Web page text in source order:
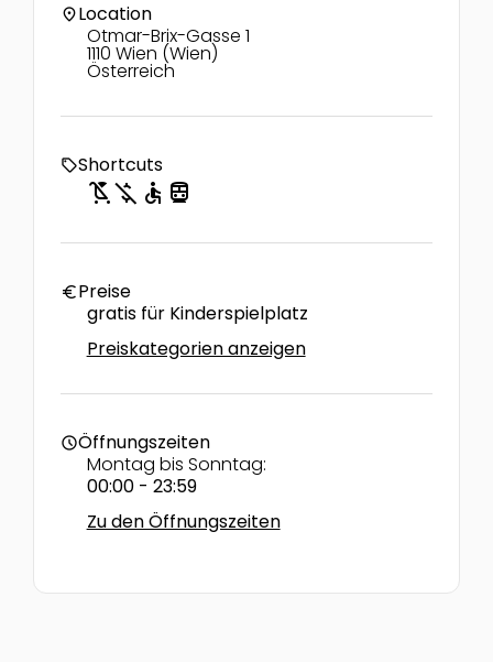
location_onLocation
Otmar-Brix-Gasse 1
1110 Wien (Wien)
Österreich
local_offerShortcuts
child_friendlymoney_off accessible directions_transit
euroPreise
gratis für Kinderspielplatz
Preiskategorien anzeigen
scheduleÖffnungszeiten
Montag bis Sonntag:
00:00 - 23:59
Zu den Öffnungszeiten